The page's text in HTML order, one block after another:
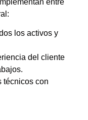
entre
los activos y
del cliente
técnicos con